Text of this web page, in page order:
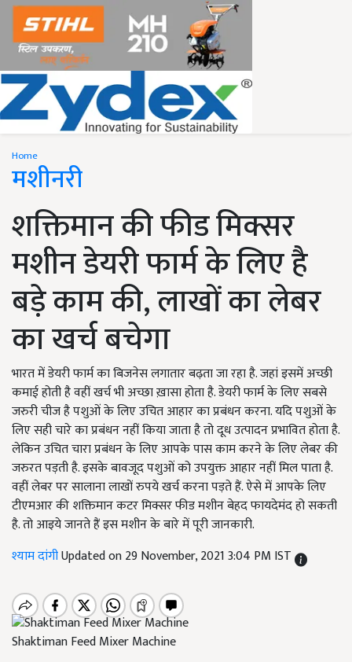
Home
मशीनरी
शक्तिमान की फीड मिक्सर
मशीन डेयरी फार्म के लिए है
बड़े काम की, लाखों का लेबर
का खर्च बचेगा
भारत में डेयरी फार्म का बिजनेस लगातार बढ़ता जा रहा है. जहां इसमें अच्छी
कमाई होती है वहीं खर्च भी अच्छा ख़ासा होता है. डेयरी फार्म के लिए सबसे
जरुरी चीज है पशुओं के लिए उचित आहार का प्रबंधन करना. यदि पशुओं के
लिए सही चारे का प्रबंधन नहीं किया जाता है तो दूध उत्पादन प्रभावित होता है.
लेकिन उचित चारा प्रबंधन के लिए आपके पास काम करने के लिए लेबर की
जरुरत पड़ती है. इसके बावजूद पशुओं को उपयुक्त आहार नहीं मिल पाता है.
वहीं लेबर पर सालाना लाखों रुपये खर्च करना पड़ते हैं. ऐसे में आपके लिए
टीएमआर की शक्तिमान कटर मिक्सर फीड मशीन बेहद फायदेमंद हो सकती
है. तो आइये जानते हैं इस मशीन के बारे में पूरी जानकारी.
श्याम दांगीUpdated on 29 November, 2021 3:04 PM IST
Shaktiman Feed Mixer Machine